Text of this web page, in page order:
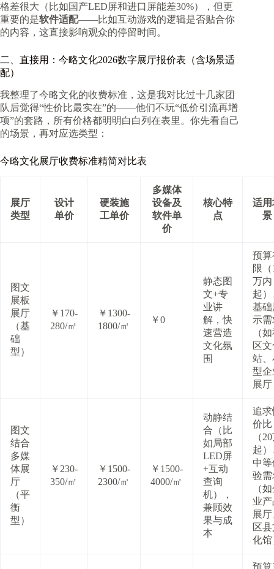
格差很大（比如国产LED屏和进口屏能差30%），但更
重要的是软件适配——比如互动游戏的逻辑是否贴合你
的内容，这直接影响观众的停留时间。
二、直接用：今略文化2026数字展厅报价表（含场景适
配）
我整理了今略文化的收费标准，这是我对比过十几家团
队后觉得“性价比最实在”的——他们不玩“低价引流再增
项”的套路，所有价格都明明白白列在表里。你先看自己
的场景，再对应选类型：
今略文化展厅收费标准精简对比表
展厅
类型
设计
单价
硬装施
工单价
多媒体
设备及
软件单
价
核心特
点
适用
景
图文
展板
展厅
（基
础
型）
￥170-
280/㎡
￥1300-
1800/㎡
￥0
静态图
文+专
业讲
解，快
速营造
文化氛
围
预算
限（
万内
起
基础
示
（
区
站、
型企
展
图文
结合
多媒
体展
厅
（平
衡
型）
￥230-
350/㎡
￥1500-
2300/㎡
￥1500-
4000/㎡
动静结
合（比
如局部
LED屏
+互动
查询
机），
兼顾效
果与成
本
追求
价比
（
起
中
验需
（
业
展
区
化馆